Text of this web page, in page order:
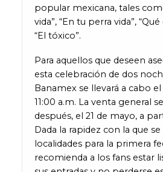
popular mexicana, tales
vida”, “En tu perra vida”,
“El tóxico”.
Para aquellos que deseen
esta celebración de dos
Banamex se llevará a cabo
11:00 a.m. La venta general
después, el 21 de mayo, a
Dada la rapidez con la que
localidades para la primera
recomienda a los fans estar